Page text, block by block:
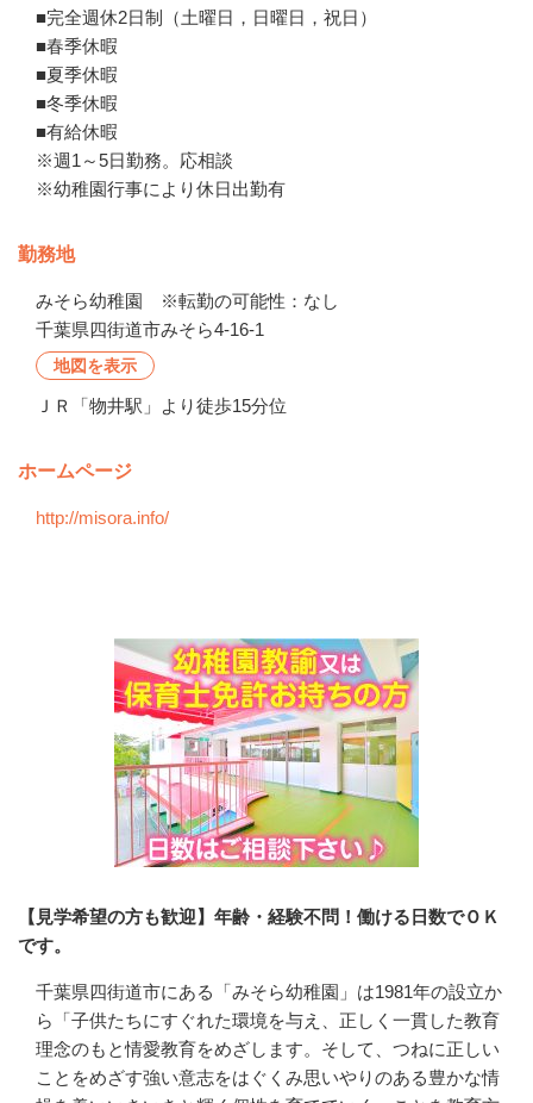
■完全週休2日制（土曜日，日曜日，祝日）
■春季休暇
■夏季休暇
■冬季休暇
■有給休暇
※週1～5日勤務。応相談
※幼稚園行事により休日出勤有
勤務地
みそら幼稚園　※転勤の可能性：なし
千葉県四街道市みそら4-16-1
地図を表示
ＪＲ「物井駅」より徒歩15分位
ホームページ
http://misora.info/
【見学希望の方も歓迎】年齢・経験不問！働ける日数でＯＫ
です。
千葉県四街道市にある「みそら幼稚園」は1981年の設立か
ら「子供たちにすぐれた環境を与え、正しく一貫した教育
理念のもと情愛教育をめざします。そして、つねに正しい
ことをめざす強い意志をはぐくみ思いやりのある豊かな情